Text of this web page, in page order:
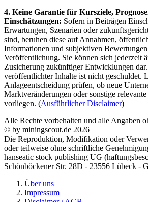
4. Keine Garantie für Kursziele,
Einschätzungen: Sofern in Beiträgen
Erwartungen, Szenarien oder
sind, beruhen diese auf Annahmen,
Informationen und subjektiven
Veröffentlichung. Sie können sich jederzeit
Zusicherung zukünftiger Entwicklungen
veröffentlichter Inhalte ist nicht geschuldet.
Anlageentscheidung prüfen, ob neue
Marktveränderungen oder sonstige
vorliegen. (Ausführlicher Disclaimer)
Alle Rechte vorbehalten und alle Angaben
© by miningscout.de 2026
Die Reproduktion, Modifikation oder
oder teilweise ohne schriftliche
hanseatic stock publishing UG
Schönböckener Str. 28D - 23556 Lübeck -
Über uns
Impressum